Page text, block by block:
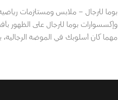
بوما للرجال – ملابس ومستلزمات
وإكسسوارات بوما للرجال على الظهور
مهما كان أسلوبك في الموضة الرجالية،